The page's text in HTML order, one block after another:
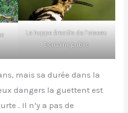
La huppe érectile de l’oiseau
Domaine public
mais sa durée dans la
dangers la guettent est
. Il n’y a pas de